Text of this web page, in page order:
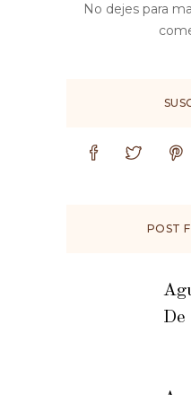
No dejes para
POST
De